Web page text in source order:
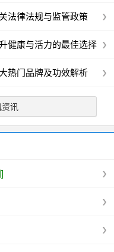
法律法规与监管政策
健康与活力的最佳选择
热门品牌及功效解析
讯